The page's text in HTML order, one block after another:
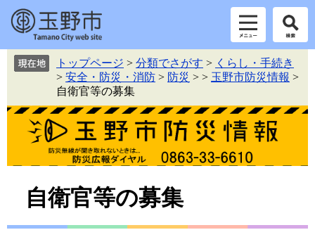
先を
トップページ > 分類でさがす > くらし・手続き
> 安全・防災・消防 > 防災 > > 玉野市防災情報 >
自衛官等の募集
自衛官等の募集